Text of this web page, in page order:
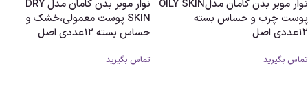
نوار موبر بدن کامان مدلOILY SKIN
پوست چرب و حساس بسته
12عددی اصل
تماس بگیرید
نوار موبر بدن کامان مدل DRY
SKIN پوست معمولی،خشک و
حساس بسته 12عددی اصل
تماس بگیرید